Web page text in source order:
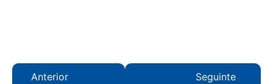
Anterior
Seguinte